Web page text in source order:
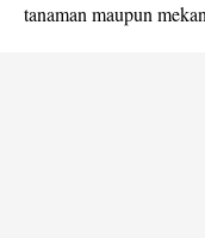
tanaman maupun